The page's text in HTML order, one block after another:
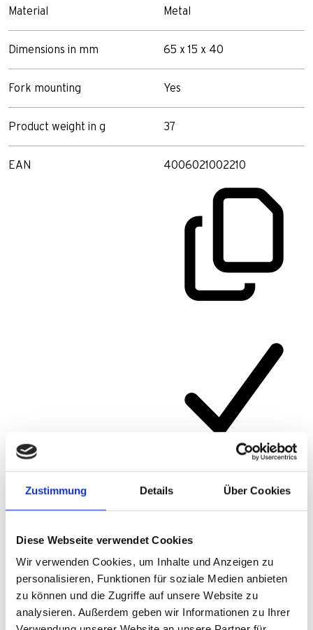
Zustimmung Details Über Cookies
Diese Webseite verwendet Cookies
Wir verwenden Cookies, um Inhalte und Anzeigen zu
personalisieren, Funktionen für soziale Medien anbieten
zu können und die Zugriffe auf unsere Website zu
analysieren. Außerdem geben wir Informationen zu Ihrer
Material Metal
Dimensions in mm 65 x 15 x 40
Fork mounting Yes
Product weight in g 37
EAN 4006021002210
Article number 471UPB